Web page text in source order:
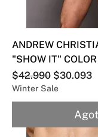
ANDREW
"SHOW IT"
Precio
$42.990 Precio de
$30.093
Winter Sale